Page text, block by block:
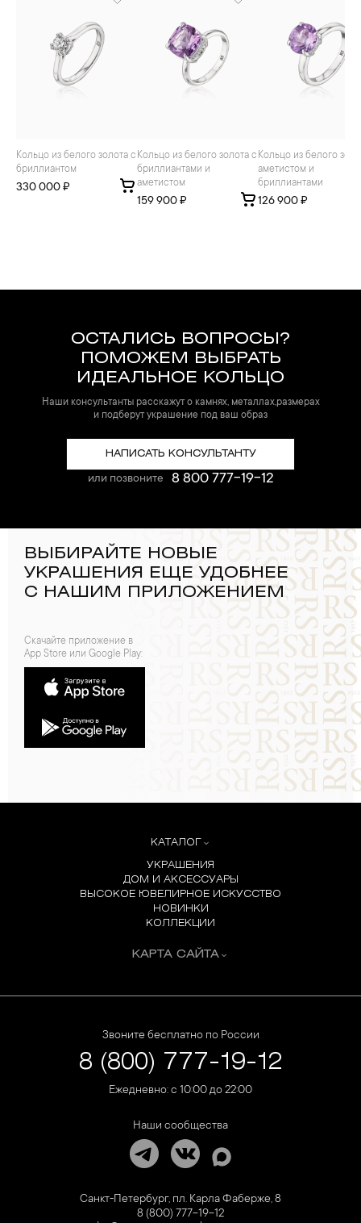
Кольцо из белого золота с
бриллиантом
330 000 ₽
Кольцо из белого золота с
бриллиантами и
аметистом
159 900 ₽
Кольцо из белого золота с
аметистом и
бриллиантами
126 900 ₽
ОСТАЛИСЬ ВОПРОСЫ?
ПОМОЖЕМ ВЫБРАТЬ
ИДЕАЛЬНОЕ КОЛЬЦО
Наши консультанты расскажут о камнях, металлах,размерах
и подберут украшение под ваш образ
НАПИСАТЬ КОНСУЛЬТАНТУ
или позвоните 8 800 777-19-12
ВЫБИРАЙТЕ НОВЫЕ
УКРАШЕНИЯ ЕЩЕ УДОБНЕЕ
С НАШИМ ПРИЛОЖЕНИЕМ
Скачайте приложение в
App Store или Google Play:
КАТАЛОГ
УКРАШЕНИЯ
ДОМ И АКСЕССУАРЫ
ВЫСОКОЕ ЮВЕЛИРНОЕ ИСКУССТВО
НОВИНКИ
КОЛЛЕКЦИИ
КАРТА САЙТА
Звоните бесплатно по России
8 (800) 777-19-12
Ежедневно: с 10:00 до 22:00
Наши сообщества
Санкт-Петербург, пл. Карла Фаберже, 8
8 (800) 777-19-12